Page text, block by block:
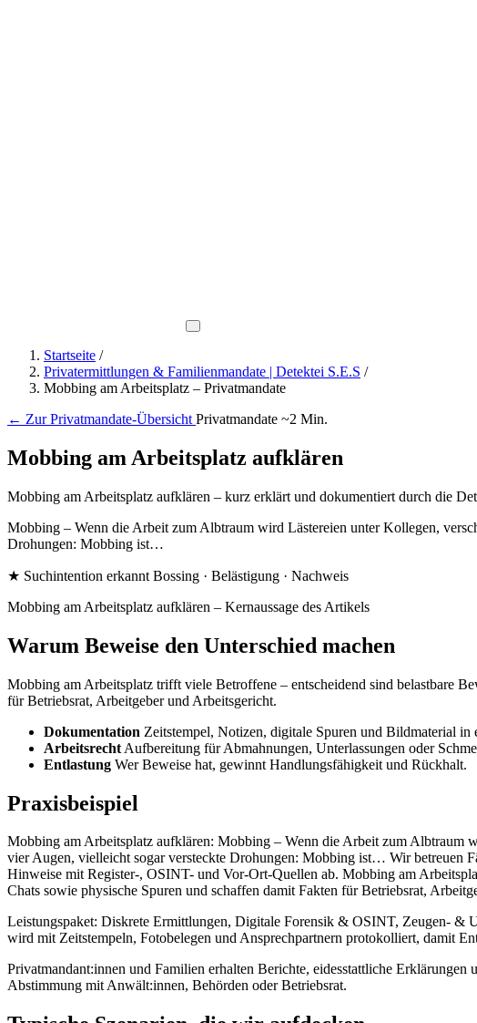
Startseite /
Privatermittlungen & Familienmandate | Detektei S.E.S /
Mobbing am Arbeitsplatz – Privatmandate
← Zur Privatmandate-Übersicht Privatmandate ~2 Min.
Mobbing am Arbeitsplatz aufklären
Mobbing am Arbeitsplatz aufklären – kurz erklärt und dokumentiert durch die
Mobbing – Wenn die Arbeit zum Albtraum wird Lästereien unter Kollegen,
Drohungen: Mobbing ist…
★ Suchintention erkannt Bossing · Belästigung · Nachweis
Mobbing am Arbeitsplatz aufklären – Kernaussage des Artikels
Warum Beweise den Unterschied machen
Mobbing am Arbeitsplatz trifft viele Betroffene – entscheidend sind belastbare
für Betriebsrat, Arbeitgeber und Arbeitsgericht.
Dokumentation Zeitstempel, Notizen, digitale Spuren und Bildmaterial in
Arbeitsrecht Aufbereitung für Abmahnungen, Unterlassungen oder
Entlastung Wer Beweise hat, gewinnt Handlungsfähigkeit und Rückhalt.
Praxisbeispiel
Mobbing am Arbeitsplatz aufklären: Mobbing – Wenn die Arbeit zum Albtraum
vier Augen, vielleicht sogar versteckte Drohungen: Mobbing ist… Wir betreuen
Hinweise mit Register-, OSINT- und Vor-Ort-Quellen ab. Mobbing am
Chats sowie physische Spuren und schaffen damit Fakten für Betriebsrat,
Leistungspaket: Diskrete Ermittlungen, Digitale Forensik & OSINT, Zeugen- &
wird mit Zeitstempeln, Fotobelegen und Ansprechpartnern protokolliert, damit
Privatmandant:innen und Familien erhalten Berichte, eidesstattliche
Abstimmung mit Anwält:innen, Behörden oder Betriebsrat.